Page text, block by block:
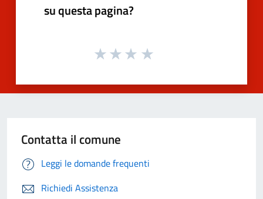
su questa pagina?
Contatta il comune
Leggi le domande frequenti
Richiedi Assistenza